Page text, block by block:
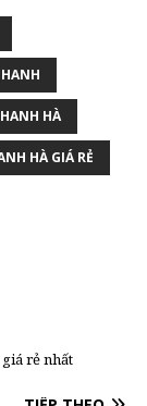
HÀ
HÀ GIÁ RẺ
rẻ nhất